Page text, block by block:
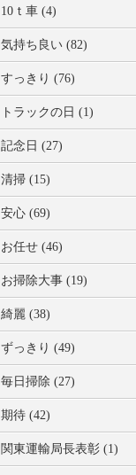
10ｔ車 (4)
気持ち良い (82)
すっきり (76)
トラックの日 (1)
記念日 (27)
清掃 (15)
安心 (69)
お任せ (46)
お掃除大事 (19)
綺麗 (38)
ずっきり (49)
毎日掃除 (27)
期待 (42)
関東運輸局長表彰 (1)